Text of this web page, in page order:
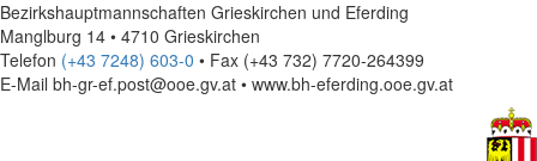
Bezirkshauptmannschaften Grieskirchen und Eferding
Manglburg 14 • 4710 Grieskirchen
Telefon (+43 7248) 603-0 • Fax (+43 732) 7720-264399
E-Mail bh-gr-ef.post@ooe.gv.at • www.bh-eferding.ooe.gv.at